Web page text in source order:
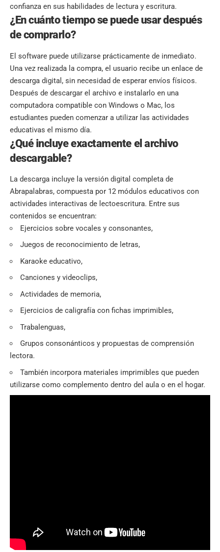
confianza en sus habilidades de lectura y escritura.
¿En cuánto tiempo se puede usar después
de comprarlo?
El software puede utilizarse prácticamente de inmediato.
Una vez realizada la compra, el usuario recibe un enlace de
descarga digital, sin necesidad de esperar envíos físicos.
Después de descargar el archivo e instalarlo en una
computadora compatible con Windows o Mac, los
estudiantes pueden comenzar a utilizar las actividades
educativas el mismo día.
¿Qué incluye exactamente el archivo
descargable?
La descarga incluye la versión digital completa de
Abrapalabras, compuesta por 12 módulos educativos con
actividades interactivas de lectoescritura. Entre sus
contenidos se encuentran:
Ejercicios sobre vocales y consonantes,
Juegos de reconocimiento de letras,
Karaoke educativo,
Canciones y videoclips,
Actividades de memoria,
Ejercicios de caligrafía con fichas imprimibles,
Trabalenguas,
Grupos consonánticos y propuestas de comprensión
lectora.
También incorpora materiales imprimibles que pueden
utilizarse como complemento dentro del aula o en el hogar.